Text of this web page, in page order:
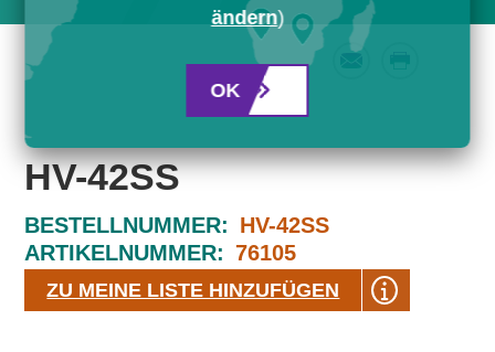
HV-42SS
BESTELLNUMMER: HV-42SS
ARTIKELNUMMER: 76105
ZU MEINE LISTE HINZUFÜGEN
ändern)
OK